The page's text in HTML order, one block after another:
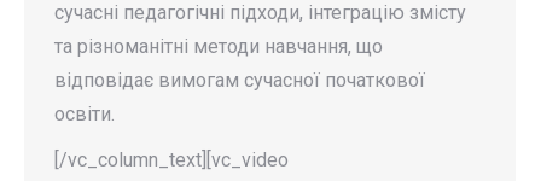
сучасні педагогічні підходи, інтеграцію змісту
та різноманітні методи навчання, що
відповідає вимогам сучасної початкової
освіти.
[/vc_column_text][vc_video